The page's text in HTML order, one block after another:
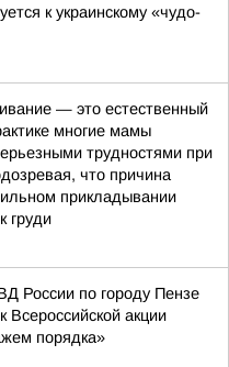
к украинскому «чудо-
— это естественный
многие мамы
трудностями при
что причина
прикладывании
груди
России по городу Пензе
Всероссийской акции
порядка»